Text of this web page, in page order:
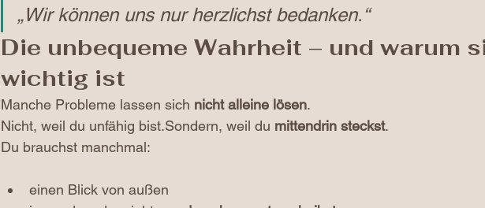
„Wir können uns nur herzlichst bedanken.“
Die unbequeme Wahrheit – und warum
wichtig ist
Manche Probleme lassen sich nicht alleine lösen.
Nicht, weil du unfähig bist.Sondern, weil du mittendrin steckst.
Du brauchst manchmal:
einen Blick von außen